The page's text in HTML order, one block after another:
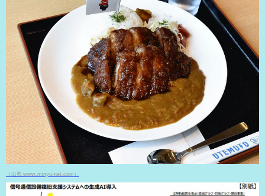
（出典 www.minyu-net.com）